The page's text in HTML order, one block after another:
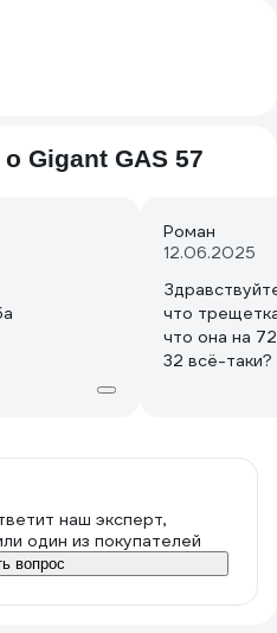
если их
40см
удобнее
можно
и поэтому
для бит
(он,
выступают
могут
(со
1000-
Для
работы не
Gigant GAS 57
Роман
12.06.2025
что
что она на
32 всё-таки?
наш эксперт,
один из покупателей
вопрос